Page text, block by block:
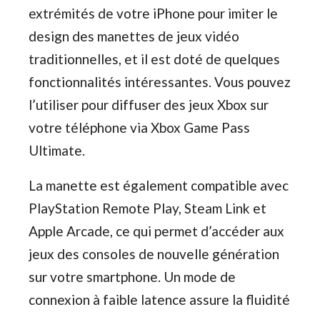
extrémités de votre iPhone pour imiter le
design des manettes de jeux vidéo
traditionnelles, et il est doté de quelques
fonctionnalités intéressantes. Vous pouvez
l’utiliser pour diffuser des jeux Xbox sur
votre téléphone via Xbox Game Pass
Ultimate.
La manette est également compatible avec
PlayStation Remote Play, Steam Link et
Apple Arcade, ce qui permet d’accéder aux
jeux des consoles de nouvelle génération
sur votre smartphone. Un mode de
connexion à faible latence assure la fluidité